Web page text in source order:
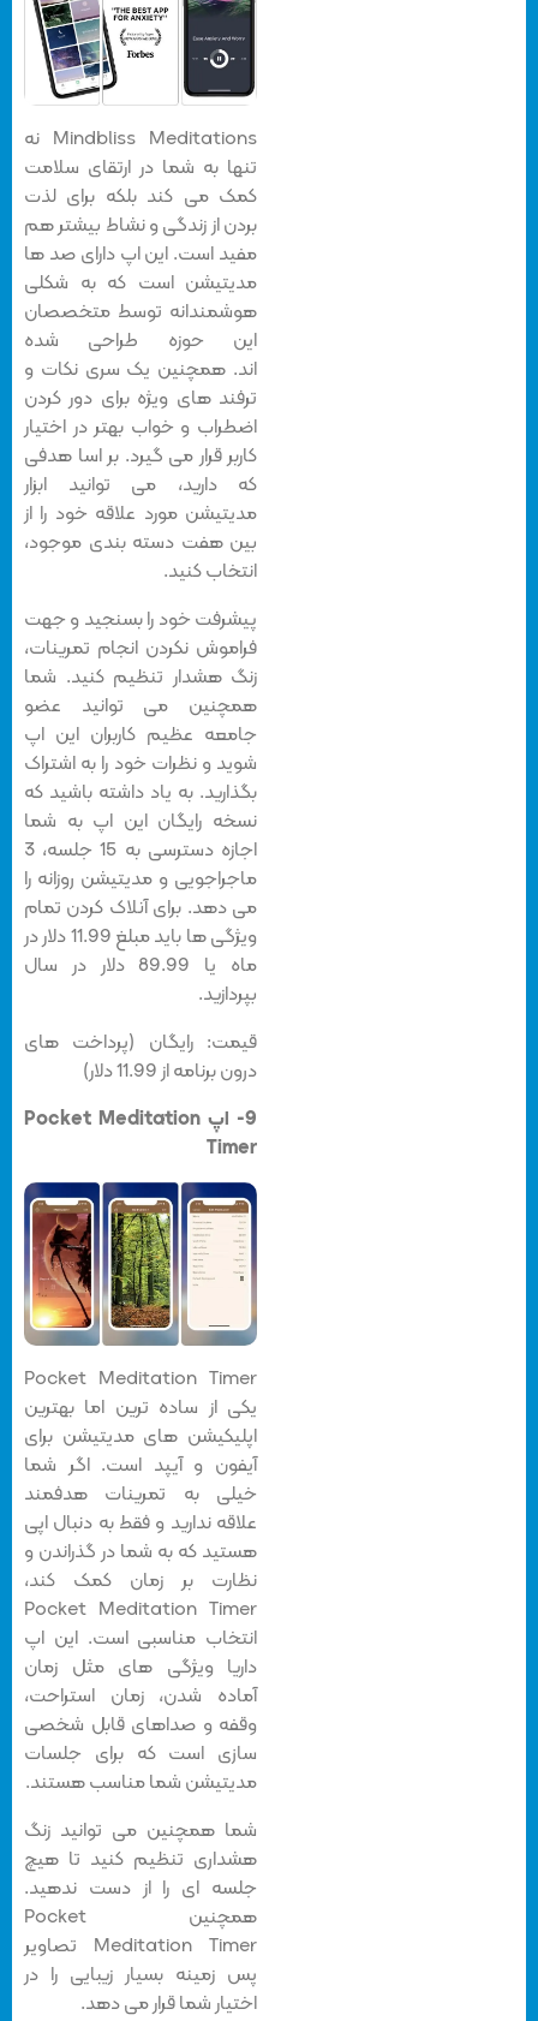
Mindbliss Meditations نه
تنها به شما در ارتقای سلامت
کمک می کند بلکه برای لذت
بردن از زندگی و نشاط بیشتر هم
مفید است. این اپ دارای صد ها
مدیتیشن است که به شکلی
هوشمندانه توسط متخصصان
این حوزه طراحی شده
اند. همچنین یک سری نکات و
ترفند های ویژه برای دور کردن
اضطراب و خواب بهتر در اختیار
کاربر قرار می گیرد. بر اسا هدفی
که دارید، می توانید ابزار
مدیتیشن مورد علاقه خود را از
بین هفت دسته بندی موجود،
انتخاب کنید.
پیشرفت خود را بسنجید و جهت
فراموش نکردن انجام تمرینات،
زنگ هشدار تنظیم کنید. شما
همچنین می توانید عضو
جامعه عظیم کاربران این اپ
شوید و نظرات خود را به اشتراک
بگذارید. به یاد داشته باشید که
نسخه رایگان این اپ به شما
اجازه دسترسی به 15 جلسه، 3
ماجراجویی و مدیتیشن روزانه را
می دهد. برای آنلاک کردن تمام
ویژگی ها باید مبلغ 11.99 دلار در
ماه یا 89.99 دلار در سال
بپردازید.
قیمت: رایگان (پرداخت های
درون برنامه از 11.99 دلار)
9- اپ Pocket Meditation
Timer
Pocket Meditation Timer
یکی از ساده ترین اما بهترین
اپلیکیشن های مدیتیشن برای
آیفون و آیپد است. اگر شما
خیلی به تمرینات هدفمند
علاقه ندارید و فقط به دنبال اپی
هستید که به شما در گذراندن و
نظارت بر زمان کمک کند،
Pocket Meditation Timer
انتخاب مناسبی است. این اپ
داریا ویژگی های مثل زمان
آماده شدن، زمان استراحت،
وقفه و صداهای قابل شخصی
سازی است که برای جلسات
مدیتیشن شما مناسب هستند.
شما همچنین می توانید زنگ
هشداری تنظیم کنید تا هیچ
جلسه ای را از دست ندهید.
همچنین Pocket
Meditation Timer تصاویر
پس زمینه بسیار زیبایی را در
اختیار شما قرار می دهد.